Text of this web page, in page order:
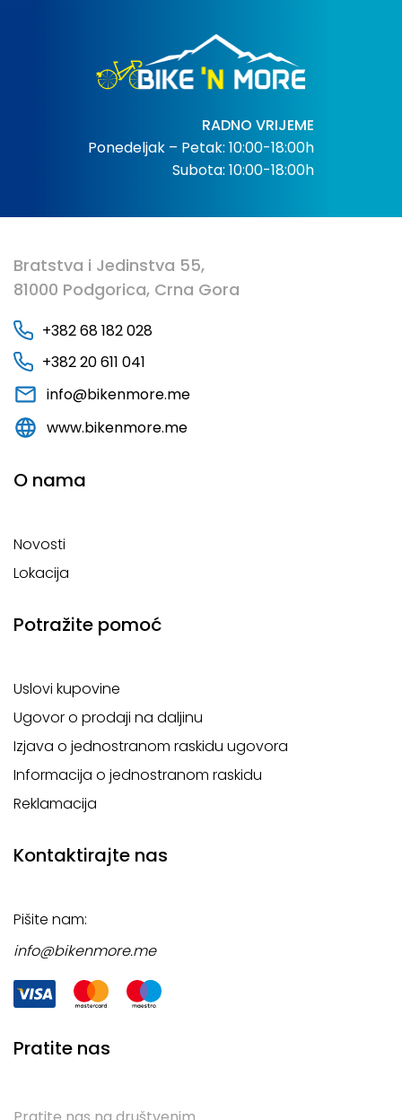
RADNO VRIJEME
Ponedeljak – Petak: 10:00-18:00h
Subota: 10:00-18:00h
Bratstva i Jedinstva 55,
81000 Podgorica, Crna Gora
+382 68 182 028
+382 20 611 041
info@bikenmore.me
www.bikenmore.me
O nama
Novosti
Lokacija
Potražite pomoć
Uslovi kupovine
Ugovor o prodaji na daljinu
Izjava o jednostranom raskidu ugovora
Informacija o jednostranom raskidu
Reklamacija
Kontaktirajte nas
Pišite nam:
info@bikenmore.me
Pratite nas